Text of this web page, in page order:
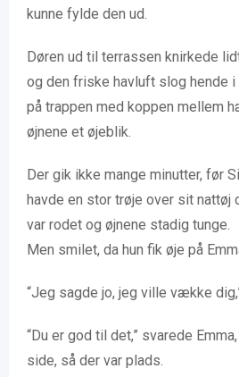
kunne fylde den ud.
Døren ud til terrassen knirkede
og den friske havluft slog hende
på trappen med koppen mellem
øjnene et øjeblik.
Der gik ikke mange minutter, før
havde en stor trøje over sit nattøj
var rodet og øjnene stadig tunge.
Men smilet, da hun fik øje på
“Jeg sagde jo, jeg ville vække
“Du er god til det,” svarede
side, så der var plads.